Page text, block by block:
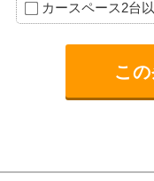
カースペース2台